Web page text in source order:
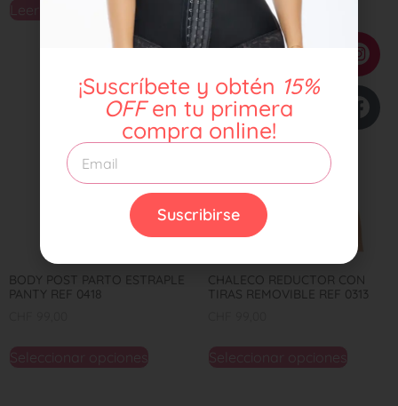
Leer más
Seleccionar opciones
BODY POST PARTO ESTRAPLE
PANTY REF 0418
Seleccionar opciones
CHALECO REDUCTOR CON
TIRAS REMOVIBLE REF 0313
Seleccionar opciones
¡Suscríbete y obtén 15%
OFF en tu primera
compra online!
Suscribirse